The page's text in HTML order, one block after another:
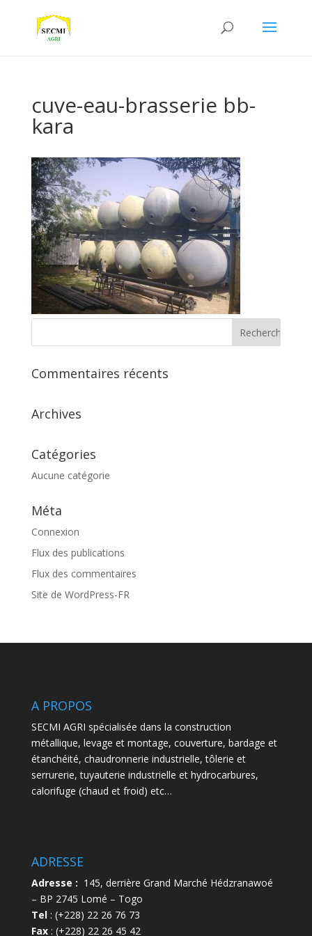
cuve-eau-brasserie bb-
kara
Commentaires récents
Archives
Catégories
Aucune catégorie
Méta
Connexion
Flux des publications
Flux des commentaires
Site de WordPress-FR
A PROPOS
SECMI AGRI spécialisée dans la construction
métallique, levage et montage, couverture, bardage et
étanchéité, chaudronnerie industrielle, tôlerie et
serrurerie, tuyauterie industrielle et hydrocarbures,
calorifuge (chaud et froid) etc…
ADRESSE
Adresse : 145, derrière Grand Marché Hédzranawoé
– BP 2745 Lomé – Togo
Tel: (+228) 22 26 76 73
Fax: (+228) 22 26 45 42